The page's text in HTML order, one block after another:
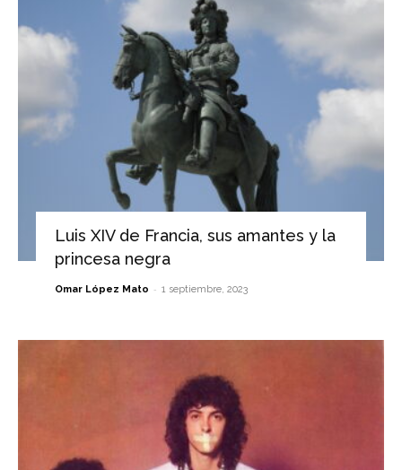
Luis XIV de Francia, sus amantes y la
princesa negra
Omar López Mato - 1 septiembre, 2023